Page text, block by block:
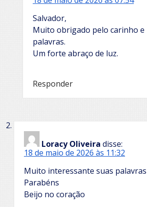
Salvador,
Muito obrigado pelo carinho
palavras.
Um forte abraço de luz.
Responder
Loracy Oliveira disse:
18 de maio de 2026 às 11:32
Muito interessante suas palavras
Parabéns
Beijo no coração